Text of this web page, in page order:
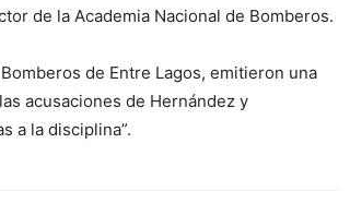
de la Academia Nacional de Bomberos.
de Entre Lagos, emitieron una
acusaciones de Hernández y
a la disciplina”.